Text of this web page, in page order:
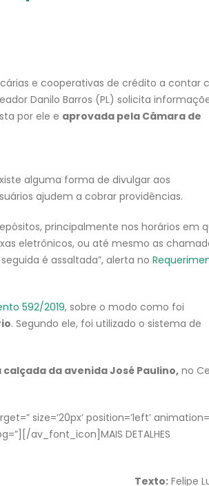
e cooperativas de crédito a contar
Danilo Barros (PL) solicita
por ele e aprovada pela Câmara de
alguma forma de divulgar aos
ajudem a cobrar providências.
principalmente nos horários em
eletrônicos, ou até mesmo as
é assaltada”, alerta no
592/2019, sobre o modo como foi
. Segundo ele, foi utilizado o sistema de
da avenida José Paulino,no
size=’20px’ position=’left’
av_font_icon]MAIS DETALHES
Texto: Felipe